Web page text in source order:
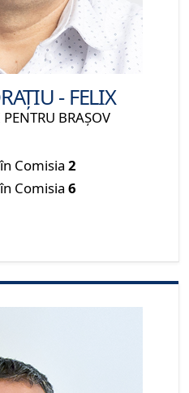
- FELIX
BRAȘOV
în Comisia 2
în Comisia 6